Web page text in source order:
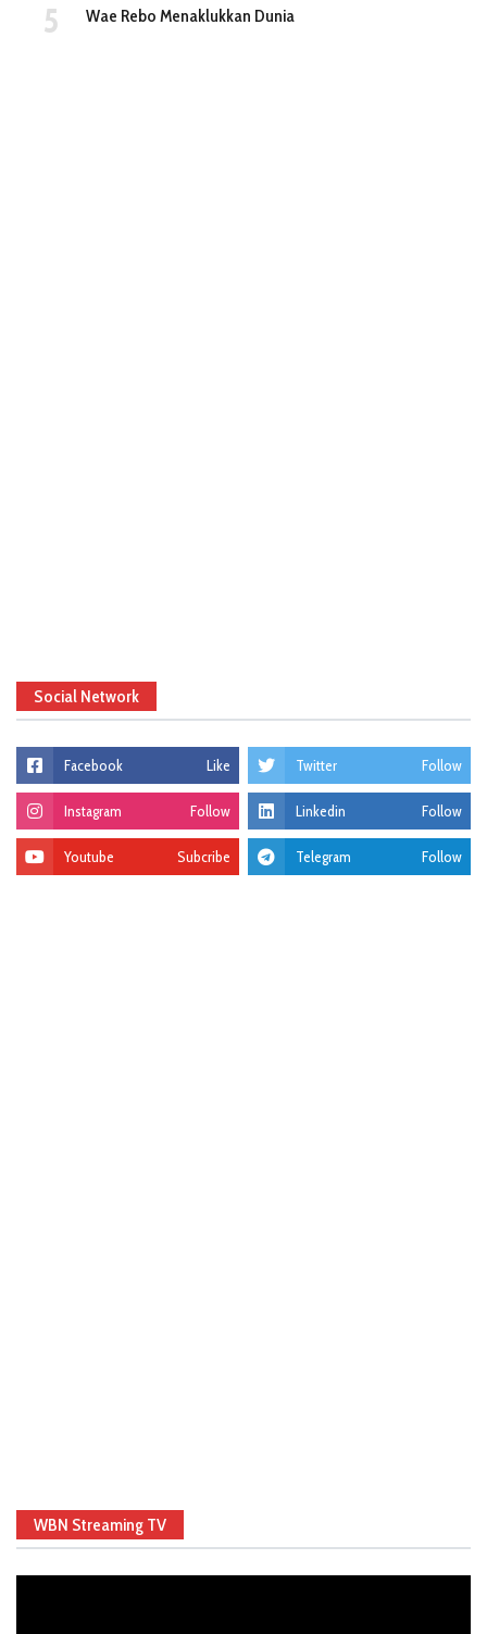
Wae Rebo Menaklukkan Dunia
Social Network
Facebook Like Twitter Follow
Instagram Follow Linkedin Follow
Youtube Subcribe Telegram Follow
WBN Streaming TV